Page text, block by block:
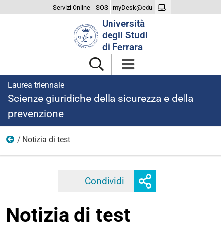
Servizi Online SOS myDesk@edu
Università
degli Studi
di Ferrara
Laurea triennale
Scienze giuridiche della sicurezza e della
prevenzione
2021
Notizia di test
Condividi Facebook
Notizia di test